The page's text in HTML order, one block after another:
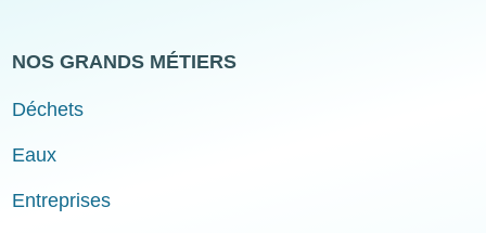
NOS GRANDS MÉTIERS
Déchets
Eaux
Entreprises